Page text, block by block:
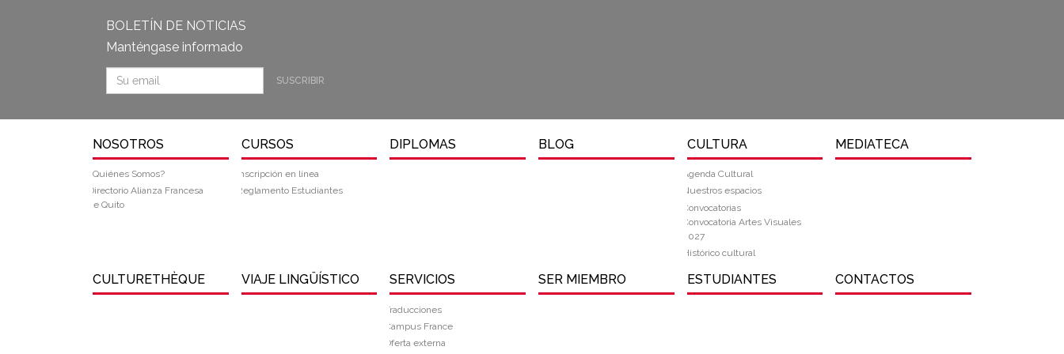
BOLETÍN DE NOTICIAS
Manténgase informado
SUSCRIBIR
NOSOTROS
¿Quiénes Somos?
Directorio Alianza Francesa
de Quito
CURSOS
Inscripción en línea
Reglamento Estudiantes
DIPLOMAS BLOG CULTURA
Agenda Cultural
Nuestros espacios
Convocatorias
Convocatoria Artes Visuales
2027
Histórico cultural
MEDIATECA
CULTURETHÈQUE VIAJE LINGÜÍSTICO SERVICIOS
Traducciones
Campus France
Oferta externa
SER MIEMBRO ESTUDIANTES CONTACTOS